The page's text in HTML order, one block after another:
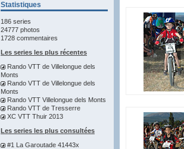
Statistiques
186 series
24777 photos
1728 commentaires
Les series les plus récentes
Rando VTT de Villelongue dels
Monts
Rando VTT de Villelongue dels
Monts
Rando VTT Villelongue dels Monts
Rando VTT de Tresserre
XC VTT Thuir 2013
Les series les plus consultées
#1 La Garoutade 41443x